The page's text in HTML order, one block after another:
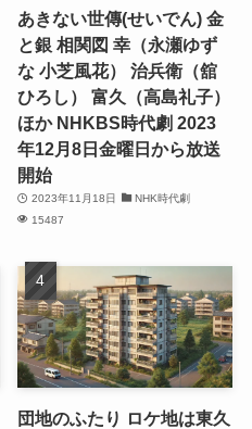
あきない世傳(せいでん) 金
と銀 相関図 幸（永瀬ゆず
な 小芝風花） 治兵衛（舘
ひろし） 富久（高島礼子）
ほか NHKBS時代劇 2023
年12月8日金曜日から放送
開始
2023年11月18日
NHK時代劇
15487
団地のふたり ロケ地は東久